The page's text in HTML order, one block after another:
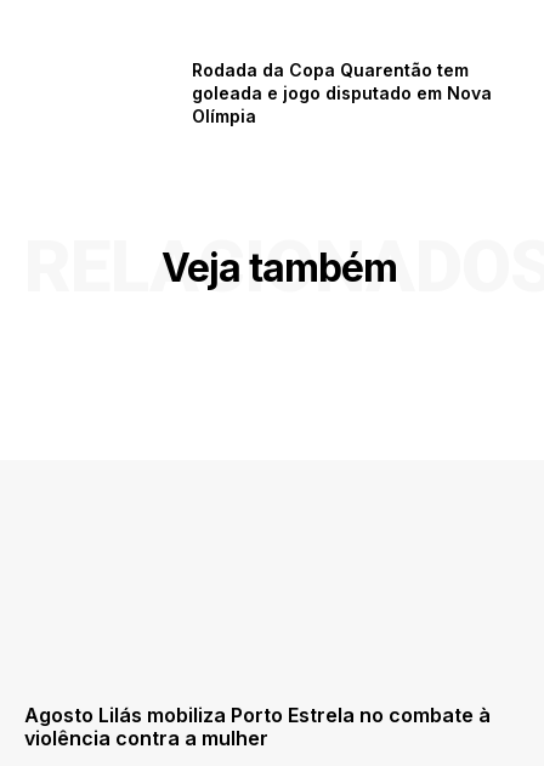
Rodada da Copa Quarentão tem
goleada e jogo disputado em Nova
Olímpia
Veja também
Agosto Lilás mobiliza Porto Estrela no combate à
violência contra a mulher